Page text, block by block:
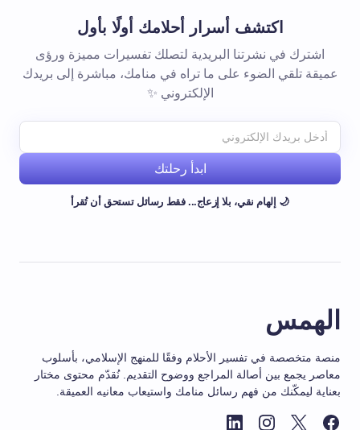
اكتشف أسرار أحلامك أولًا بأول
اشترك في نشرتنا البريدية لتصلك تفسيرات مميزة ورؤى
عميقة تلقي الضوء على ما تراه في منامك، مباشرة إلى بريدك
الإلكتروني ✨
ابدأ رحلتك
🌙 إلهام نقي، بلا إزعاج... فقط رسائل تستحق أن تُقرأ
الهمس
منصة متخصصة في تفسير الأحلام وفقًا للمنهج الإسلامي، بأسلوب
معاصر يجمع بين أصالة المراجع ووضوح التقديم. نُقدّم محتوى مختار
بعناية ليمكّنك من فهم رسائل منامك واستيعاب معانيه العميقة.